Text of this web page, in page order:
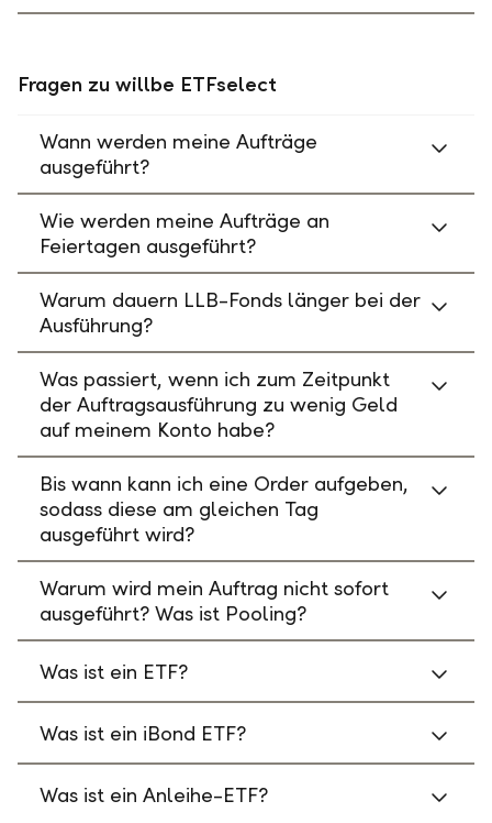
Fragen zu willbe ETFselect
Wann werden meine Aufträge
ausgeführt?
Wie werden meine Aufträge an
Feiertagen ausgeführt?
Warum dauern LLB-Fonds länger bei der
Ausführung?
Was passiert, wenn ich zum Zeitpunkt
der Auftragsausführung zu wenig Geld
auf meinem Konto habe?
Bis wann kann ich eine Order aufgeben,
sodass diese am gleichen Tag
ausgeführt wird?
Warum wird mein Auftrag nicht sofort
ausgeführt? Was ist Pooling?
Was ist ein ETF?
Was ist ein iBond ETF?
Was ist ein Anleihe-ETF?